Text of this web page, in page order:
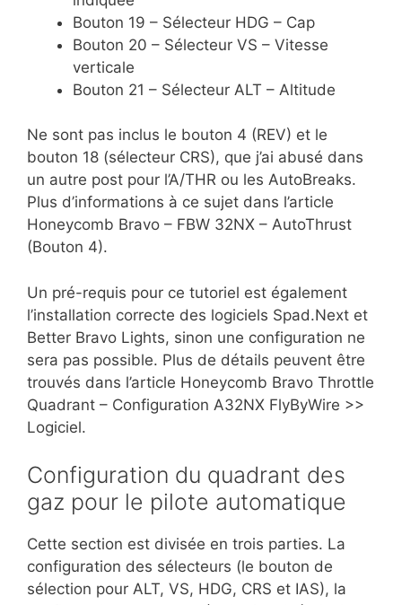
Bouton 19 – Sélecteur HDG – Cap
Bouton 20 – Sélecteur VS – Vitesse
verticale
Bouton 21 – Sélecteur ALT – Altitude
Ne sont pas inclus le bouton 4 (REV) et le
bouton 18 (sélecteur CRS), que j’ai abusé dans
un autre post pour l’A/THR ou les AutoBreaks.
Plus d’informations à ce sujet dans l’article
Honeycomb Bravo – FBW 32NX – AutoThrust
(Bouton 4).
Un pré-requis pour ce tutoriel est également
l’installation correcte des logiciels Spad.Next et
Better Bravo Lights, sinon une configuration ne
sera pas possible. Plus de détails peuvent être
trouvés dans l’article Honeycomb Bravo Throttle
Quadrant – Configuration A32NX FlyByWire >>
Logiciel.
Configuration du quadrant des
gaz pour le pilote automatique
Cette section est divisée en trois parties. La
configuration des sélecteurs (le bouton de
sélection pour ALT, VS, HDG, CRS et IAS), la